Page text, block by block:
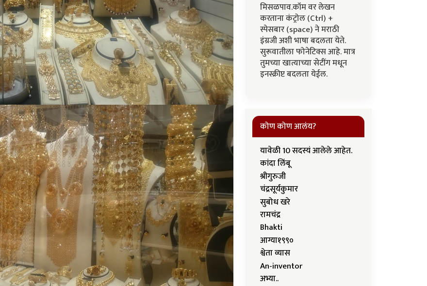
मिसळपाव.कॉम वर लेखन
करताना कंट्रोल (Ctrl) +
स्पेसबार (space) ने मराठी
इंग्रजी अशी भाषा बदलता येते.
सुरूवातीला फोनेटिक्स आहे. मात्र
तुमच्या खात्याच्या सेटींग मधून
इनस्क्रीप्ट बदलता येईल.
कोण कोण आलंय?
यावेळी 10 सदस्यं आलेले आहेत.
कांदा लिंबू
श्रीगुरुजी
चंद्रसूर्यकुमार
सुबोध खरे
रामचंद्र
Bhakti
आग्या१९९०
श्वेता व्यास
An-inventor
अभ्या..